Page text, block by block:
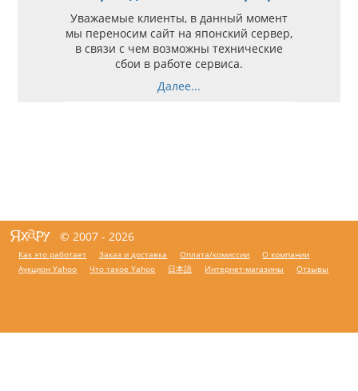
Уважаемые клиенты, в данный момент
мы переносим сайт на японский сервер,
в связи с чем возможны технические
сбои в работе сервиса.
Далее...
© 2007 - 2026
Как это работает Заказ и доставка Оплата/комиссии
О компании
Аукцион Yahoo
Что такое Yahoo 日本語 Интернет-магазины Отзывы